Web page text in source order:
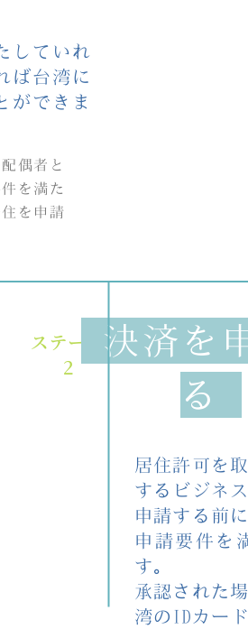
していれ
ば台湾に
ができま
偶者と
を満た
を申請
ステージ
2
決済を
る
居住許可を
するビジネ
申請する前
申請要件を
す。
承認された
湾のIDカー